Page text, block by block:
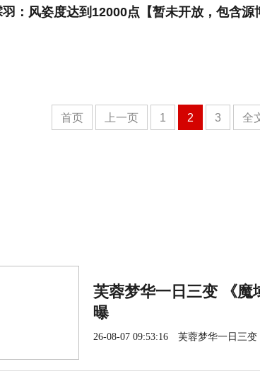
：风姿度达到12000点【暂未开放，包含源
首页 上一页 1 2 3 全
芙蓉梦华一日三变 《魔
曝
26-08-07 09:53:16 芙蓉梦华一日三变